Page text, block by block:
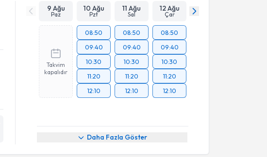
9 Ağu
Paz
10 Ağu
Pzt
11 Ağu
Sal
12 Ağu
Çar
Takvim
kapalıdır
08:50
09:40
10:30
11:20
12:10
08:50
09:40
10:30
11:20
12:10
08:50
09:40
10:30
11:20
12:10
Daha Fazla Göster